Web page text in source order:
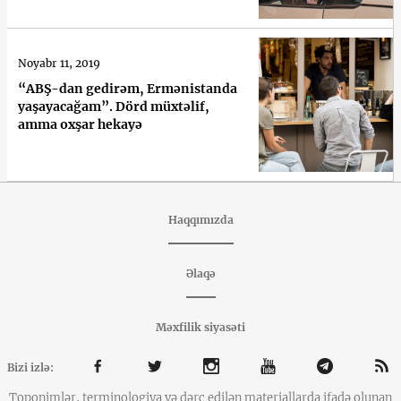
“ABŞ-dan gedirəm, Ermənistanda
yaşayacağam”. Dörd müxtəlif,
amma oxşar hekayə
Noyabr 11, 2019
Haqqımızda
Əlaqə
Məxfilik siyasəti
Bizi izlə:
Toponimlər, terminologiya və dərc edilən materiallarda ifadə olunan